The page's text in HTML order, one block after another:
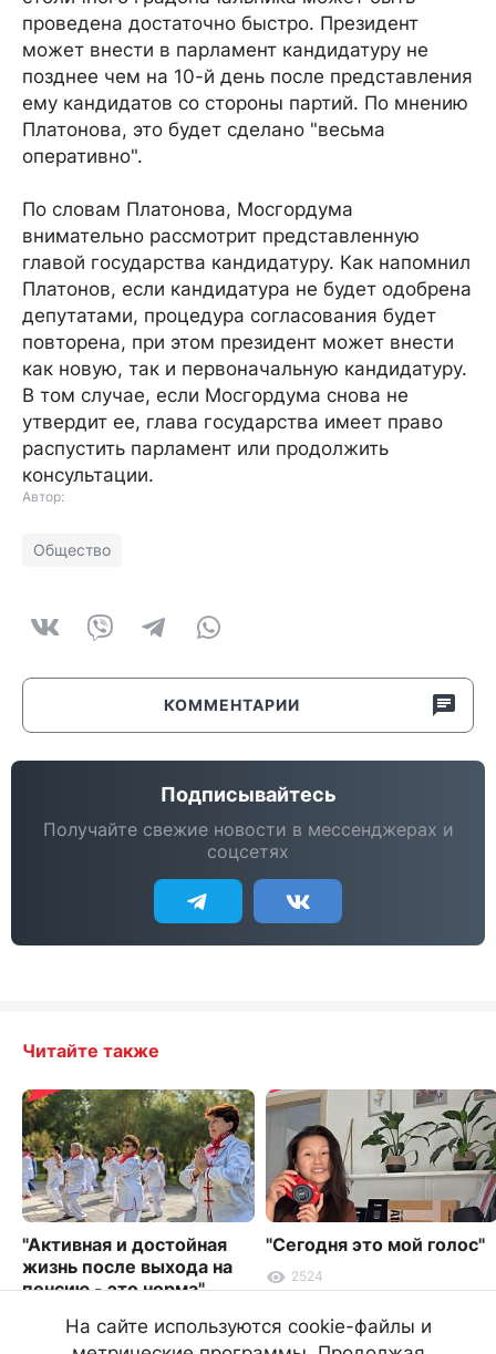
проведена достаточно быстро. Президент
может внести в парламент кандидатуру не
позднее чем на 10-й день после представления
ему кандидатов со стороны партий. По мнению
Платонова, это будет сделано "весьма
оперативно".
По словам Платонова, Мосгордума
внимательно рассмотрит представленную
главой государства кандидатуру. Как напомнил
Платонов, если кандидатура не будет одобрена
депутатами, процедура согласования будет
повторена, при этом президент может внести
как новую, так и первоначальную кандидатуру.
В том случае, если Мосгордума снова не
утвердит ее, глава государства имеет право
распустить парламент или продолжить
консультации.
Автор:
Общество
КОММЕНТАРИИ
Подписывайтесь
Получайте свежие новости в мессенджерах и
соцсетях
Читайте также
"Активная и достойная
жизнь после выхода на
пенсию - это норма"
9896
"Сегодня это мой голос"
2524
На сайте используются cookie-файлы и